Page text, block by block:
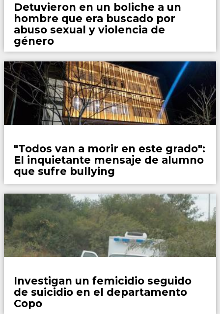
Detuvieron en un boliche a un
hombre que era buscado por
abuso sexual y violencia de
género
"Todos van a morir en este grado":
El inquietante mensaje de alumno
que sufre bullying
Investigan un femicidio seguido
de suicidio en el departamento
Copo